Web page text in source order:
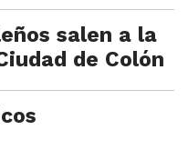
salen a la
de Colón